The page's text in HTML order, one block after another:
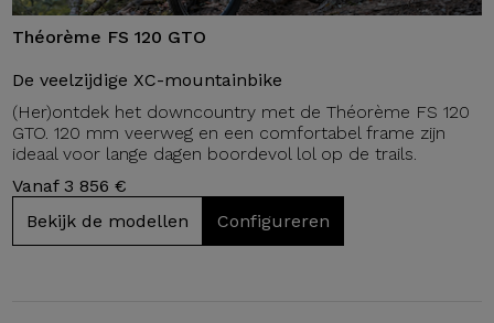
Théorème FS 120 GTO
De veelzijdige XC-mountainbike
(Her)ontdek het downcountry met de Théorème FS 120
GTO. 120 mm veerweg en een comfortabel frame zijn
ideaal voor lange dagen boordevol lol op de trails.
Vanaf 3 856 €
Bekijk de modellen
Configureren